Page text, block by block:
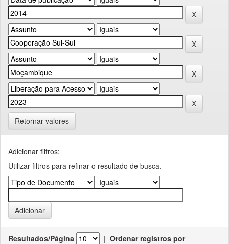
Retornar valores
Adicionar filtros:
Utilizar filtros para refinar o resultado de busca.
Resultados/Página | Ordenar registros por